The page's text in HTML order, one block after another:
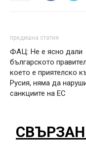
предишна статия
ФАЦ: Не е ясно дали
българското
което е приятелско
Русия, няма да
санкциите на ЕС